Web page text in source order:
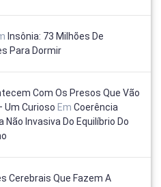
Insônia: 73 Milhões De
Para Dormir
Com Os Presos Que Vão
Um Curioso Em Coerência
Não Invasiva Do Equilíbrio Do
Cerebrais Que Fazem A